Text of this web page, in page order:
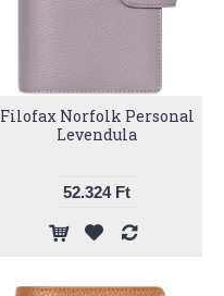
Filofax Norfolk Personal
Levendula
52.324 Ft